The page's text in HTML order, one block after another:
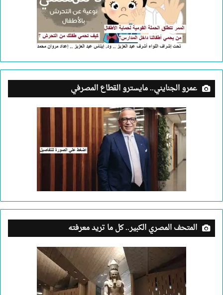
عمرو الجنايني.. مايسترو القطاع المصرفي
المتحف المصري الكبير.. كل ما تريد معرفته